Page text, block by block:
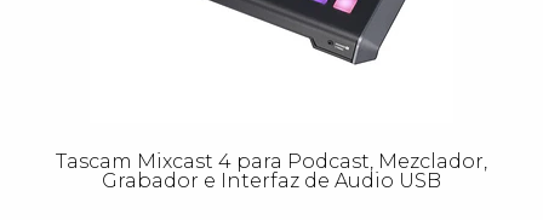
Tascam Mixcast 4 para Podcast, Mezclador,
Grabador e Interfaz de Audio USB